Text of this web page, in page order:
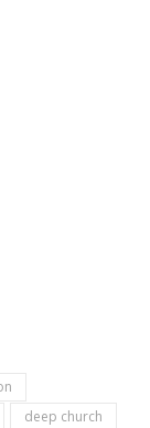
deep church